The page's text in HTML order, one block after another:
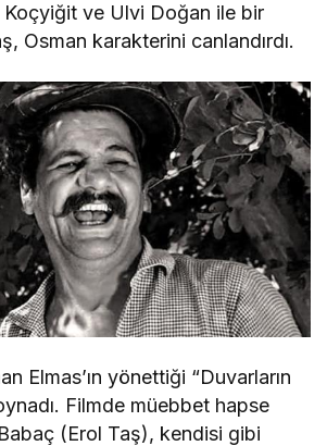
ve Ulvi Doğan ile bir
Osman karakterini canlandırdı.
Elmas’ın yönettiği “Duvarların
Filmde müebbet hapse
(Erol Taş), kendisi gibi